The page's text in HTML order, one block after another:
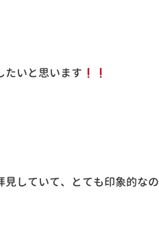
たいと思います
していて、とても印象的なの